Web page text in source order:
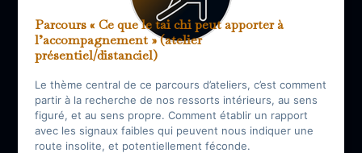
Parcours « Ce que le tai chi peut apporter à
l’accompagnement » (atelier
présentiel/distanciel)
Le thème central de ce parcours d’ateliers, c’est comment
partir à la recherche de nos ressorts intérieurs, au sens
figuré, et au sens propre. Comment établir un rapport
avec les signaux faibles qui peuvent nous indiquer une
route insolite, et potentiellement féconde.